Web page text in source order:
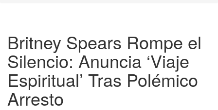
Britney Spears Rompe el
Silencio: Anuncia ‘Viaje
Espiritual’ Tras Polémico
Arresto